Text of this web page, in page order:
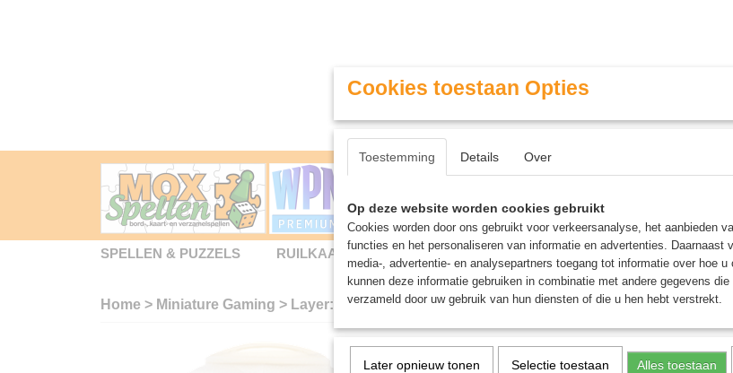
Contact & Openingstijden
SPELLEN & PUZZELS RUILKAARTEN MINIATURE GAMING ROLE PLAYING GAMES
Home > Miniature Gaming > Layer: Ushabti Bone (12ml)
Layer: Ushabti
Cookies toestaan Opties
Toestemming Details Over
Op deze website worden cookies gebruikt
Cookies worden door ons gebruikt voor verkeersanalyse, het aanbieden
functies en het personaliseren van informatie en advertenties. Daarnaast
media-, advertentie- en analysepartners toegang tot informatie over hoe
kunnen deze informatie gebruiken in combinatie met andere gegevens
verzameld door uw gebruik van hun diensten of die u hen hebt verstrekt.
Later opnieuw tonen Selectie toestaan Alles toestaan